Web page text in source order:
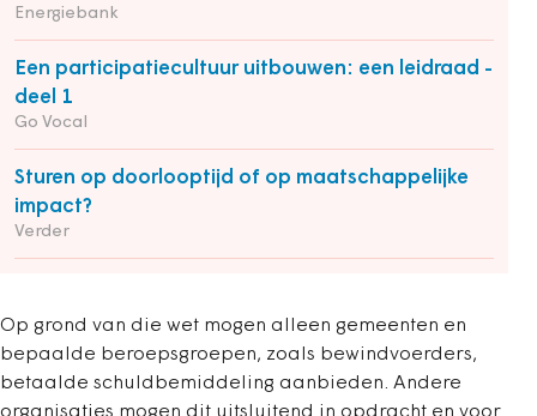
Energiebank
Een participatiecultuur uitbouwen: een leidraad -
deel 1
Go Vocal
Sturen op doorlooptijd of op maatschappelijke
impact?
Verder
Op grond van die wet mogen alleen gemeenten en
bepaalde beroepsgroepen, zoals bewindvoerders,
betaalde schuldbemiddeling aanbieden. Andere
organisaties mogen dit uitsluitend in opdracht en voor